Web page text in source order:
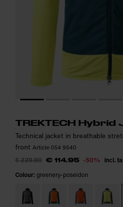
TREKTECH Hybrid
Technical jacket in breathable
front Article 054 9540
€ 229.90 € 114.95 -50% incl.
Colour: greenery-poseidon